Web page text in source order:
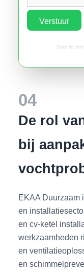
Verstuur
Door dit
04
De rol
bij
EKAA Duurzaam
en
en cv-ketel
werkzaamheden
en
en